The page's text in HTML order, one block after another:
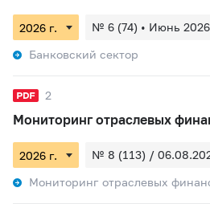
№ 6 (74) • Июнь 2026
Банковский сектор
2
Мониторинг отраслевых
№ 8 (113) /
Мониторинг отраслевых